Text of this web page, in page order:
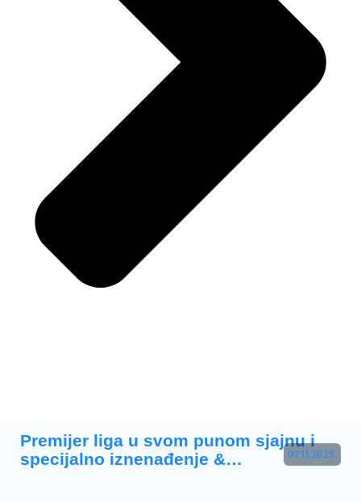
07.11.2025.
Premijer liga u svom punom sjajnu i
specijalno iznenađenje &…